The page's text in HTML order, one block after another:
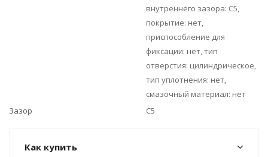
внутреннего зазора: C5,
покрытие: нет,
приспособление для
фиксации: нет, тип
отверстия: цилиндрическое,
тип уплотнения: нет,
смазочный материал: нет
Зазор
C5
Как купить